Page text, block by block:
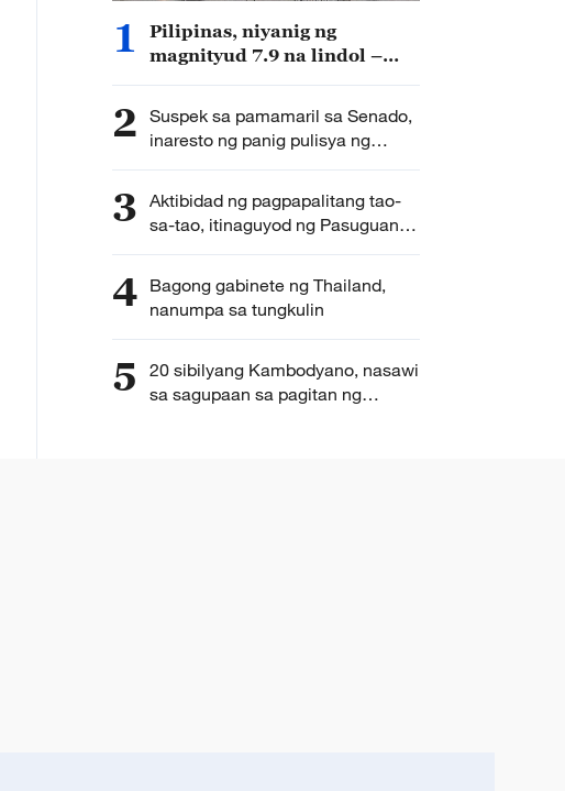
1
Pilipinas, niyanig ng
magnityud 7.9 na lindol –
2 Suspek sa pamamaril sa Senado,
inaresto ng panig pulisya ng
Pilipinas
3 Aktibidad ng pagpapalitang tao-
sa-tao, itinaguyod ng Pasuguan
ng Tsina sa Pilipinas
4 Bagong gabinete ng Thailand,
nanumpa sa tungkulin
5
20 sibilyang Kambodyano, nasawi
sa sagupaan sa pagitan ng